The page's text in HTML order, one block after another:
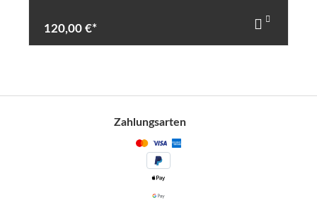
120,00 €*
Zahlungsarten